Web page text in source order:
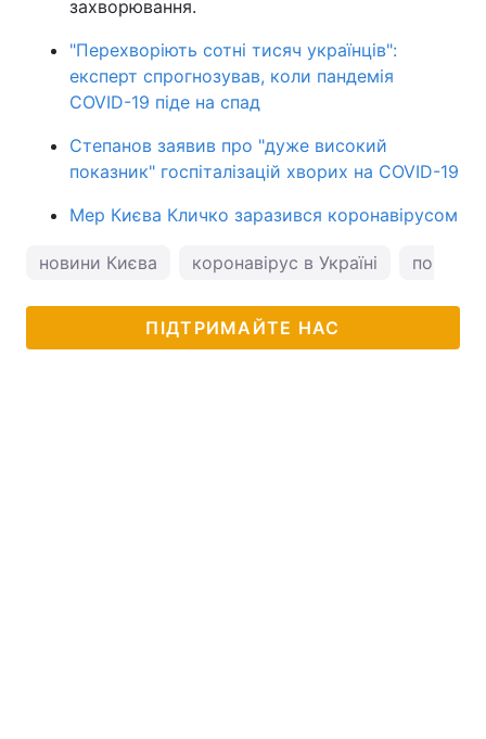
захворювання.
"Перехворіють сотні тисяч українців":
експерт спрогнозував, коли пандемія
COVID-19 піде на спад
Степанов заявив про "дуже високий
показник" госпіталізацій хворих на COVID-19
Мер Києва Кличко заразився коронавірусом
новини Києва коронавірус в Україні погода
ПІДТРИМАЙТЕ НАС